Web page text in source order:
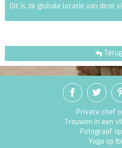
Dit is de globale locatie van deze
Terug
Private chef
Trouwen in een
Fotograaf
Yoga op